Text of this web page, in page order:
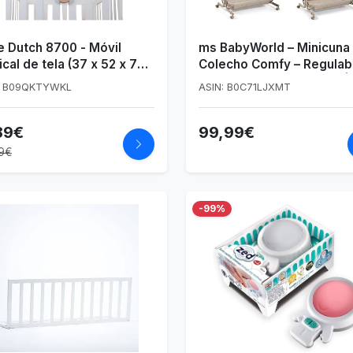
Dutch 8700 - Móvil
de tela (37 x 52 x 75
diseño de flores y
B09QKTYWKL
ms BabyWorld – Minicuna
Colecho Comfy –
multialturas y reclinable |
Confort para bebé
ASIN: B0C71LJXMT
99,99€
-99%